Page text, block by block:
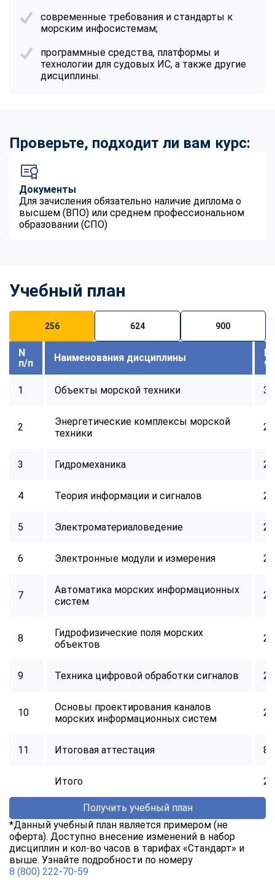
современные требования и стандарты к
морским инфосистемам;
программные средства, платформы и
технологии для судовых ИС, а также другие
дисциплины.
Проверьте, подходит ли вам курс:
Документы
Для зачисления обязательно наличие диплома о
высшем (ВПО) или среднем профессиональном
образовании (СПО)
Учебный план
256 624 900
N
п/п
Наименования дисциплины
1 Объекты морской техники 32
2
Энергетические комплексы морской
техники
24
3 Гидромеханика 24
4 Теория информации и сигналов 24
5 Электроматериаловедение 24
6 Электронные модули и измерения 24
7
Автоматика морских информационных
систем
24
8
Гидрофизические поля морских
объектов
24
9 Техника цифровой обработки сигналов 24
10
Основы проектирования каналов
морских информационных систем
24
11 Итоговая аттестация 8
Итого
Получить учебный план
*Данный учебный план является примером (не
оферта). Доступно внесение изменений в набор
дисциплин и кол-во часов в тарифах «Стандарт» и
выше. Узнайте подробности по номеру
8 (800) 222-70-59
ChatApp
Свяжитесь с нами через любой удобный мессенджер!
Telegram WhatsApp
Vkontakte EMail